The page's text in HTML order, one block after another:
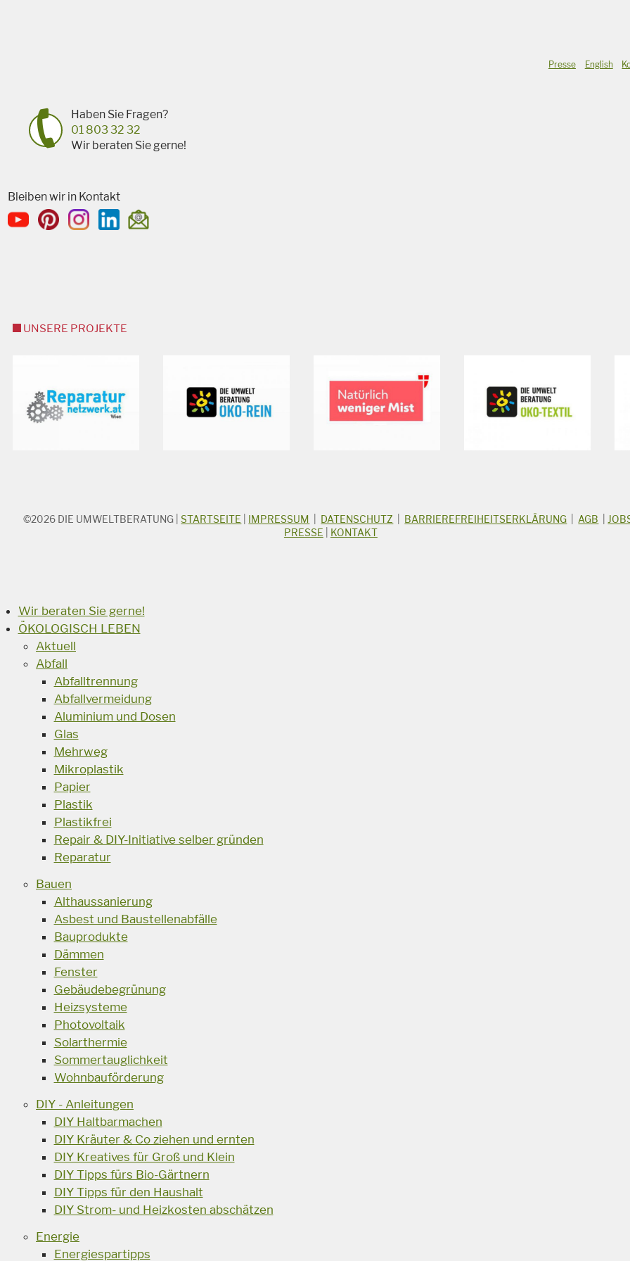
Presse English
Haben Sie Fragen?
01 803 32 32
Wir beraten Sie gerne!
Bleiben wir in Kontakt
UNSERE PROJEKTE
©2026 DIE UMWELTBERATUNG |STARTSEITE IMPRESSUM DATENSCHUTZ BARRIEREFREIHEITSERKLÄRUNG AGB
PRESSE
KONTAKT
Wir beraten Sie gerne!
ÖKOLOGISCH LEBEN
Aktuell
Abfall
Abfalltrennung
Abfallvermeidung
Aluminium und Dosen
Glas
Mehrweg
Mikroplastik
Papier
Plastik
Plastikfrei
Repair & DIY-Initiative selber gründen
Reparatur
Bauen
Althaussanierung
Asbest und Baustellenabfälle
Bauprodukte
Dämmen
Fenster
Gebäudebegrünung
Heizsysteme
Photovoltaik
Solarthermie
Sommertauglichkeit
Wohnbauförderung
DIY - Anleitungen
DIY Haltbarmachen
DIY Kräuter & Co ziehen und ernten
DIY Kreatives für Groß und Klein
DIY Tipps fürs Bio-Gärtnern
DIY Tipps für den Haushalt
DIY Strom- und Heizkosten abschätzen
Energie
Energiespartipps